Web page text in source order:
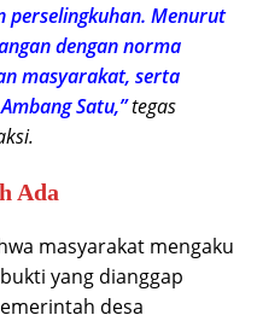
perselingkuhan. Menurut
dengan norma
masyarakat, serta
Satu,”tegas
Ada
masyarakat mengaku
yang dianggap
desa